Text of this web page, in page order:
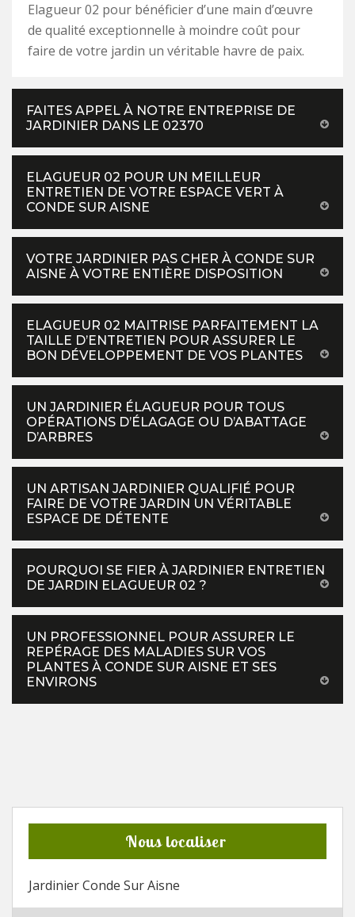
Elagueur 02 pour bénéficier d’une main d’œuvre
de qualité exceptionnelle à moindre coût pour
faire de votre jardin un véritable havre de paix.
FAITES APPEL À NOTRE ENTREPRISE DE
JARDINIER DANS LE 02370
ELAGUEUR 02 POUR UN MEILLEUR
ENTRETIEN DE VOTRE ESPACE VERT À
CONDE SUR AISNE
VOTRE JARDINIER PAS CHER À CONDE SUR
AISNE À VOTRE ENTIÈRE DISPOSITION
ELAGUEUR 02 MAITRISE PARFAITEMENT LA
TAILLE D’ENTRETIEN POUR ASSURER LE
BON DÉVELOPPEMENT DE VOS PLANTES
UN JARDINIER ÉLAGUEUR POUR TOUS
OPÉRATIONS D’ÉLAGAGE OU D’ABATTAGE
D’ARBRES
UN ARTISAN JARDINIER QUALIFIÉ POUR
FAIRE DE VOTRE JARDIN UN VÉRITABLE
ESPACE DE DÉTENTE
POURQUOI SE FIER À JARDINIER ENTRETIEN
DE JARDIN ELAGUEUR 02 ?
UN PROFESSIONNEL POUR ASSURER LE
REPÉRAGE DES MALADIES SUR VOS
PLANTES À CONDE SUR AISNE ET SES
ENVIRONS
Nous localiser
Jardinier Conde Sur Aisne